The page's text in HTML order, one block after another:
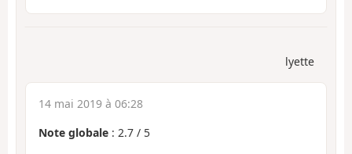
lyette
14 mai 2019 à 06:28
Note globale : 2.7 / 5